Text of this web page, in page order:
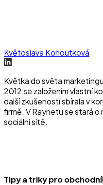
Květoslava Kohoutková
Květka do světa
2012 se založením vlastní
další zkušenosti sbírala v
firmě. V Raynetu se stará
sociální sítě.
Tipy a triky pro